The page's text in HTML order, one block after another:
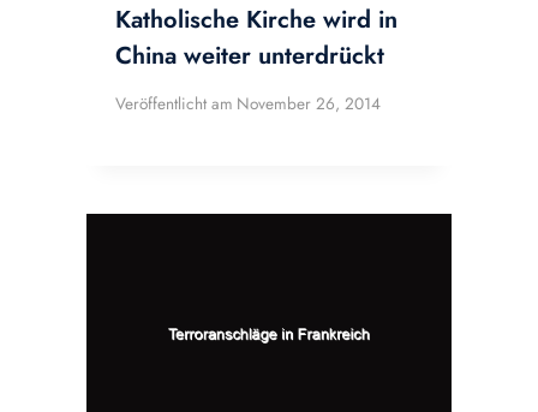
Katholische Kirche wird in
China weiter unterdrückt
Veröffentlicht am November 26, 2014